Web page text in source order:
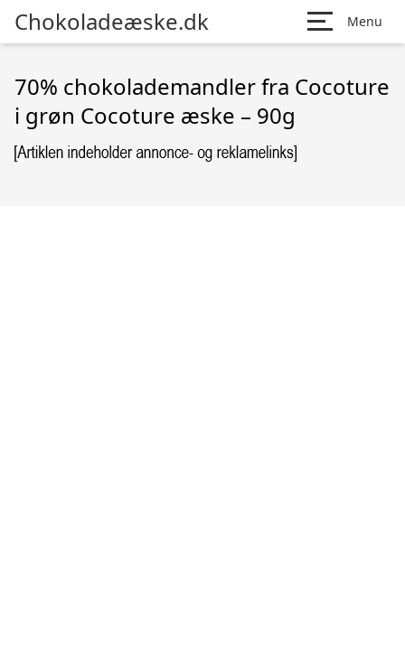
Chokoladeæske.dk Menu
70% chokolademandler fra Cocoture
i grøn Cocoture æske – 90g